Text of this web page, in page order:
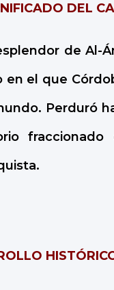
DEL
de Al-
el que
Perduró
fraccionado